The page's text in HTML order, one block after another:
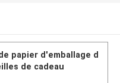
papier d'emballage d
de cadeau